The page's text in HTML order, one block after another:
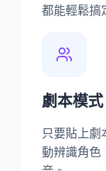
都能輕鬆搞
劇本模
只要貼上劇
動辨識角色